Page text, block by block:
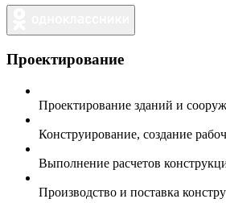
Проектирование
Проектирование зданий и
Конструирование, создание
Выполнение расчетов
Производство и поставка